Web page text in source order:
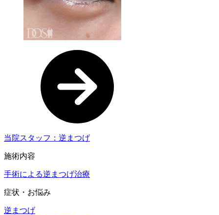
当院スタッフ：逆まつげ
施術内容
手術による逆まつげ治療
症状・お悩み
逆まつげ